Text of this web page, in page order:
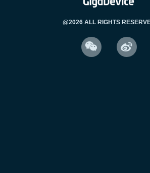
5
@2026 ALL RIGHTS
 